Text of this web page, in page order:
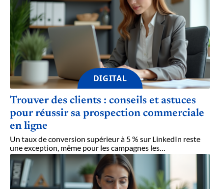
DIGITAL
Trouver des clients : conseils et astuces
pour réussir sa prospection commerciale
en ligne
Un taux de conversion supérieur à 5 % sur LinkedIn reste
une exception, même pour les campagnes les